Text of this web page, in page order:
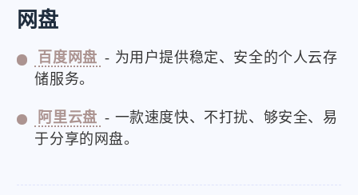
网盘
百度网盘 - 为用户提供稳定、安全的个人云存
储服务。
阿里云盘 - 一款速度快、不打扰、够安全、易
于分享的网盘。